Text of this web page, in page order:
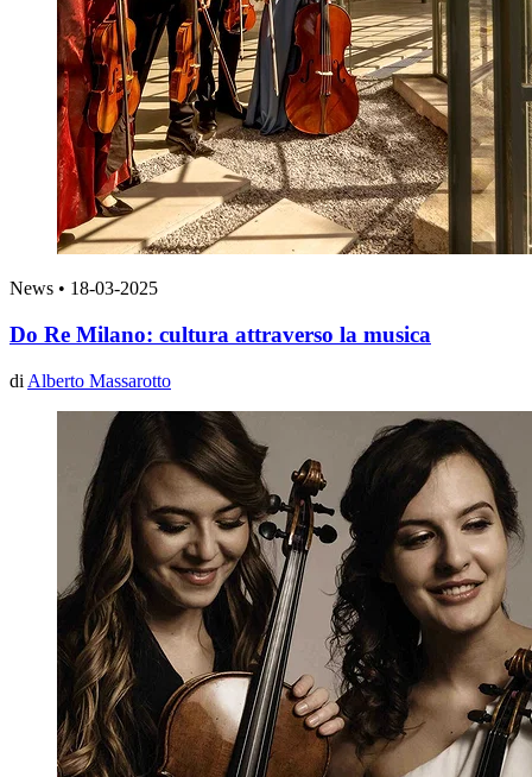
News • 18-03-2025
Do Re Milano: cultura attraverso la musica
di Alberto Massarotto